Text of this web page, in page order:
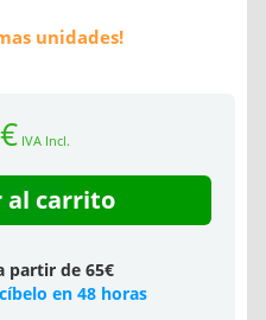
unidades!
IVA Incl.
al carrito
partir de 65€
en 48 horas